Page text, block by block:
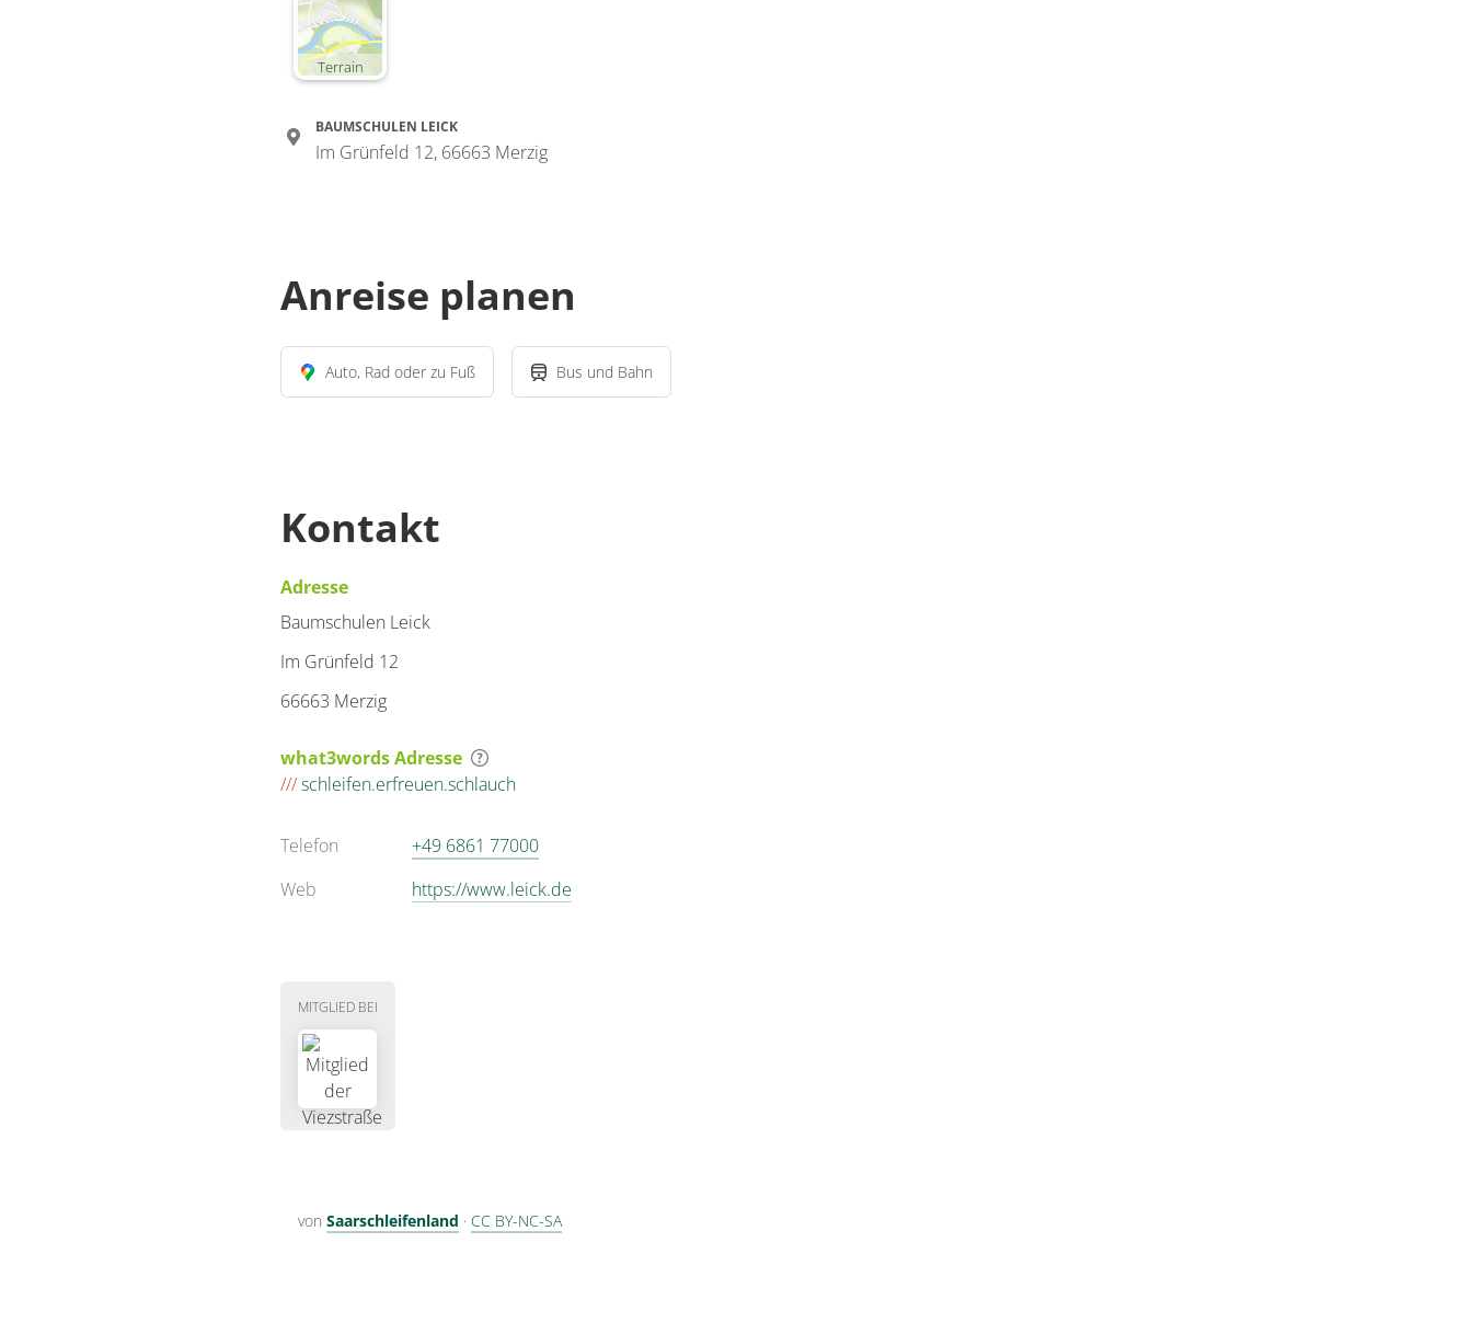
Terrain
BAUMSCHULEN LEICK
Im Grünfeld 12, 66663 Merzig
Anreise planen
Auto, Rad oder zu Fuß Bus und Bahn
Kontakt
Adresse
Baumschulen Leick
Im Grünfeld 12
66663 Merzig
what3words Adresse
///schleifen.erfreuen.schlauch
Telefon
+49 6861 77000
Web
https://www.leick.de
MITGLIED BEI
von Saarschleifenland · CC BY-NC-SA